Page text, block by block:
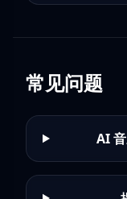
常见问题
AI